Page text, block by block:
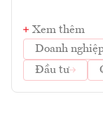
Xem thêm
Doanh
Đầu tư